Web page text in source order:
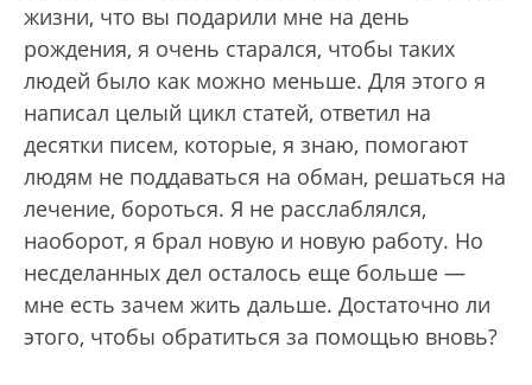
жизни, что вы подарили мне на день
рождения, я очень старался, чтобы таких
людей было как можно меньше. Для этого я
написал целый цикл статей, ответил на
десятки писем, которые, я знаю, помогают
людям не поддаваться на обман, решаться на
лечение, бороться. Я не расслаблялся,
наоборот, я брал новую и новую работу. Но
несделанных дел осталось еще больше —
мне есть зачем жить дальше. Достаточно ли
этого, чтобы обратиться за помощью вновь?